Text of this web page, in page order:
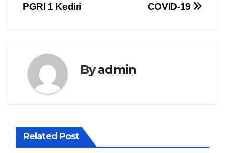
COVID-19
PGRI 1 Kediri
Byadmin
Related Post